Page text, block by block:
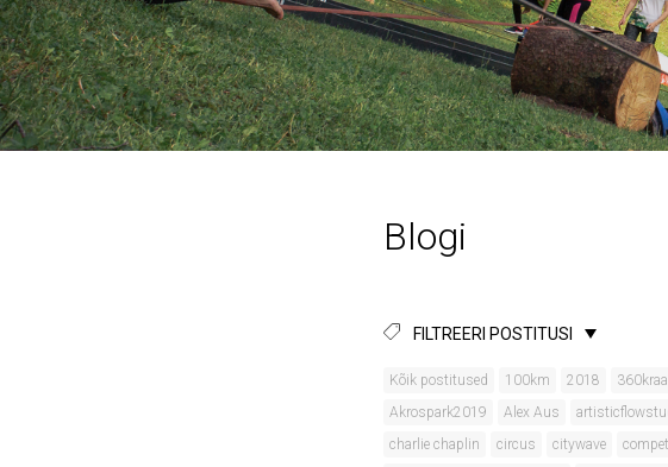
Blogi
FILTREERI POSTITUSI
Kõik postitused 100km 2018
Akrospark2019
Alex Aus
charlie chaplin
circus citywave